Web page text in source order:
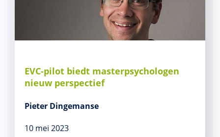
EVC-pilot biedt masterpsychologen
nieuw perspectief
Pieter Dingemanse
10 mei 2023